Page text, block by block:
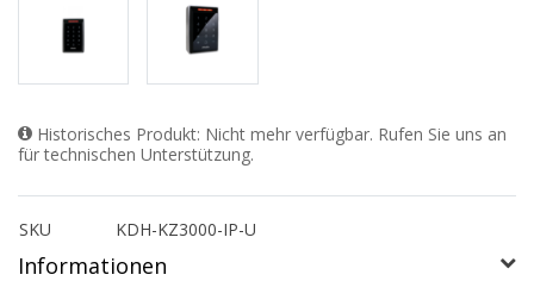
Historisches Produkt: Nicht mehr verfügbar. Rufen Sie uns an
für technischen Unterstützung.
SKU KDH-KZ3000-IP-U
Informationen